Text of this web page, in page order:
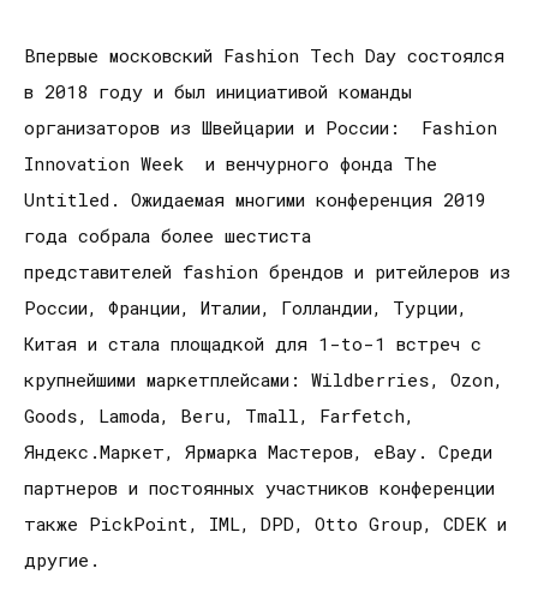
Впервые московский Fashion Tech Day состоялся
в 2018 году и был инициативой команды
организаторов из Швейцарии и России: Fashion
Innovation Week и венчурного фонда The
Untitled. Ожидаемая многими конференция 2019
года собрала более шестиста
представителей fashion брендов и ритейлеров из
России, Франции, Италии, Голландии, Турции,
Китая и стала площадкой для 1-to-1 встреч с
крупнейшими маркетплейсами: Wildberries, Ozon,
Goods, Lamoda, Beru, Tmall, Farfetch,
Яндекс.Маркет, Ярмарка Мастеров, eBay. Среди
партнеров и постоянных участников конференции
также PickPoint, IML, DPD, Otto Group, CDEK и
другие.